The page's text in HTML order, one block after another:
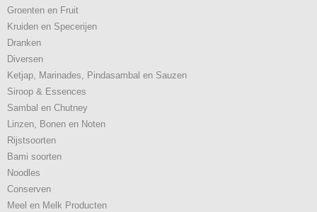
Groenten en Fruit
Kruiden en Specerijen
Dranken
Diversen
Ketjap, Marinades, Pindasambal en Sauzen
Siroop & Essences
Sambal en Chutney
Linzen, Bonen en Noten
Rijstsoorten
Bami soorten
Noodles
Conserven
Meel en Melk Producten